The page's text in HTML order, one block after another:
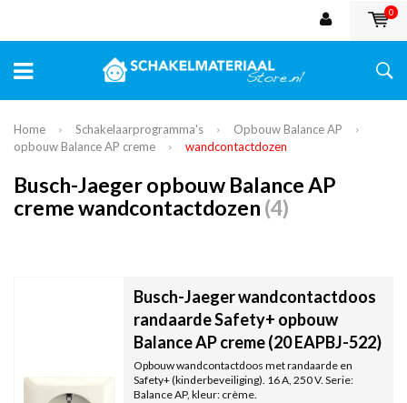
0
Home Schakelaarprogramma's
Opbouw Balance AP
opbouw Balance AP creme
wandcontactdozen
Busch-Jaeger opbouw Balance AP
creme wandcontactdozen (4)
Busch-Jaeger wandcontactdoos
randaarde Safety+ opbouw
Balance AP creme (20 EAPBJ-522)
Opbouw wandcontactdoos met randaarde en
Safety+ (kinderbeveiliging). 16 A, 250 V. Serie:
Balance AP, kleur: crème.